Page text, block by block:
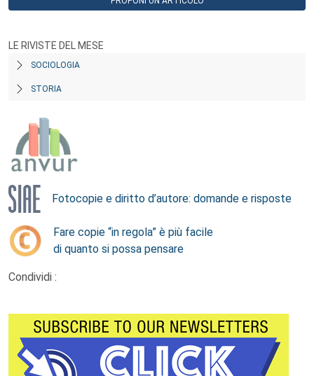
LE RIVISTE DEL MESE
SOCIOLOGIA
STORIA
Fotocopie e diritto d’autore: domande e risposte
Fare copie “in regola” è più facile
di quanto si possa pensare
Condividi :